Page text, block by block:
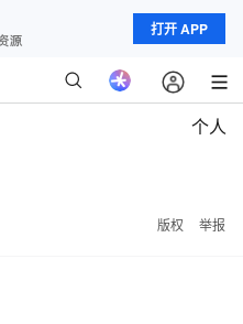
打开 APP
个人
版权 举报